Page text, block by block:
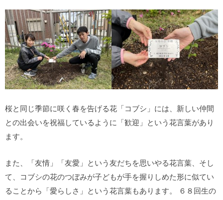
桜と同じ季節に咲く春を告げる花「コブシ」には、新しい仲間
との出会いを祝福しているように「歓迎」という花言葉があり
ます。
また、「友情」「友愛」という友だちを思いやる花言葉、そし
て、コブシの花のつぼみが子どもが手を握りしめた形に似てい
ることから「愛らしさ」という花言葉もあります。 ６８回生の